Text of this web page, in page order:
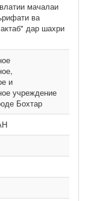
мачалаи
ва
дар шахри
и
учреждение
Бохтар